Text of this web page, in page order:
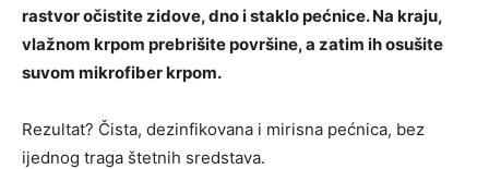
rastvor očistite zidove, dno i staklo pećnice. Na kraju,
vlažnom krpom prebrišite površine, a zatim ih osušite
suvom mikrofiber krpom.
Rezultat? Čista, dezinfikovana i mirisna pećnica, bez
ijednog traga štetnih sredstava.